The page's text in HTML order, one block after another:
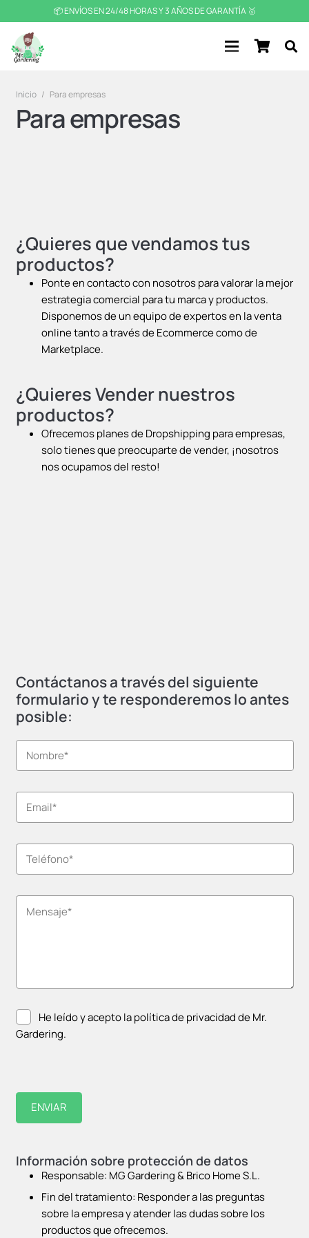
📦 ENVÍOS EN 24/48 HORAS Y 3 AÑOS DE GARANTÍA 🥇
Inicio / Para empresas
Para empresas
¿Quieres que vendamos tus
productos?
Ponte en contacto con nosotros para valorar la mejor
estrategia comercial para tu marca y productos.
Disponemos de un equipo de expertos en la venta
online tanto a través de Ecommerce como de
Marketplace.
¿Quieres Vender nuestros
productos?
Ofrecemos planes de Dropshipping para empresas,
solo tienes que preocuparte de vender, ¡nosotros
nos ocupamos del resto!
Contáctanos a través del siguiente
formulario y te responderemos lo antes
posible:
He leído y acepto la política de privacidad de Mr.
Gardering.
Información sobre protección de datos
Responsable: MG Gardering & Brico Home S.L.
Fin del tratamiento: Responder a las preguntas
sobre la empresa y atender las dudas sobre los
productos que ofrecemos.